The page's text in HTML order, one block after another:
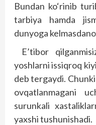
Bundan ko‘rinib
tarbiya hamda
dunyoga
E’tibor
yoshlarni issiqroq
deb tergaydi.
ovqatlanmagani
surunkali
yaxshi tushunishadi.